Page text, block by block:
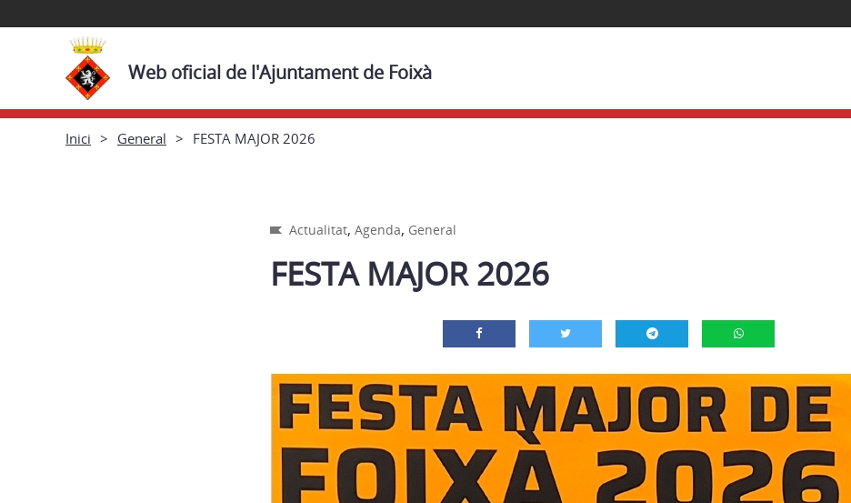
Web oficial de l'Ajuntament de Foixà
Inici General FESTA MAJOR 2026
Actualitat, Agenda, General
FESTA MAJOR 2026